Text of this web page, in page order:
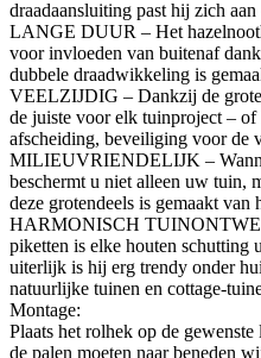
draadaansluiting past hij zich
LANGE DUUR – Het
voor invloeden van buitenaf
dubbele draadwikkeling is
VEELZIJDIG – Dankzij de grote
de juiste voor elk tuinproject –
afscheiding, beveiliging voor de
MILIEUVRIENDELIJK –
beschermt u niet alleen uw tuin,
deze grotendeels is gemaakt
HARMONISCH
piketten is elke houten
uiterlijk is hij erg trendy onder
natuurlijke tuinen en cottage-
Montage:
Plaats het rolhek op de
de palen moeten naar beneden